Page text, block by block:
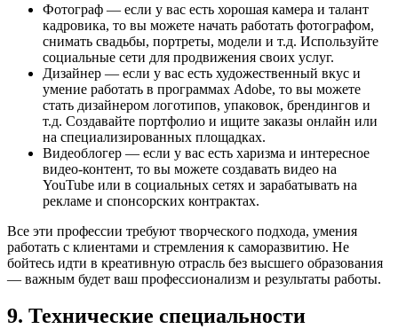
Фотограф — если у вас есть хорошая камера и талант
кадровика, то вы можете начать работать фотографом,
снимать свадьбы, портреты, модели и т.д. Используйте
социальные сети для продвижения своих услуг.
Дизайнер — если у вас есть художественный вкус и
умение работать в программах Adobe, то вы можете
стать дизайнером логотипов, упаковок, брендингов и
т.д. Создавайте портфолио и ищите заказы онлайн или
на специализированных площадках.
Видеоблогер — если у вас есть харизма и интересное
видео-контент, то вы можете создавать видео на
YouTube или в социальных сетях и зарабатывать на
рекламе и спонсорских контрактах.
Все эти профессии требуют творческого подхода, умения
работать с клиентами и стремления к саморазвитию. Не
бойтесь идти в креативную отрасль без высшего образования
— важным будет ваш профессионализм и результаты работы.
9. Технические специальности